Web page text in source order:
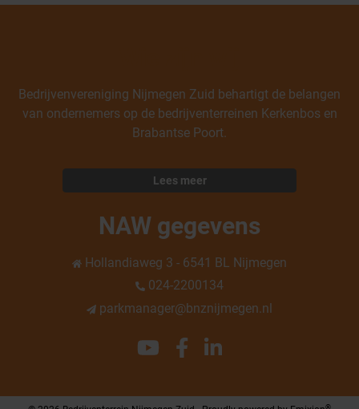
Bedrijvenvereniging Nijmegen Zuid behartigt de belangen
van ondernemers op de bedrijventerreinen Kerkenbos en
Brabantse Poort.
Lees meer
NAW gegevens
Hollandiaweg 3 - 6541 BL Nijmegen
024-2200134
parkmanager@bnznijmegen.nl
®